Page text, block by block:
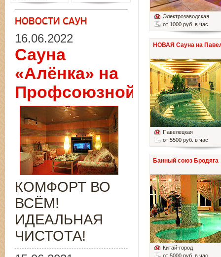
Электрозаводская
от 1000 руб. в час
НОВАЯ Сауна на
Павелецкая
от 5500 руб. в час
Банный союз Бродяга
Китай-город
от 5000 руб. в час
16.06.2022
Сауна
«Алёнка» на
Профсоюзной
КОМФОРТ ВО
ВСЁМ!
ИДЕАЛЬНАЯ
ЧИСТОТА!